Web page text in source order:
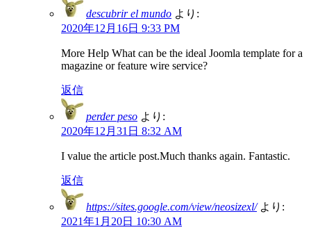
descubrir el mundo より:
2020年12月16日 9:33 PM
More Help What can be the ideal Joomla template for a
magazine or feature wire service?
返信
perder peso より:
2020年12月31日 8:32 AM
I value the article post.Much thanks again. Fantastic.
返信
https://sites.google.com/view/neosizexl/ より:
2021年1月20日 10:30 AM